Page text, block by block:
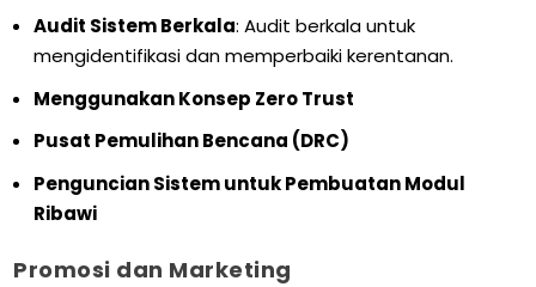
Audit Sistem Berkala: Audit berkala untuk
mengidentifikasi dan memperbaiki kerentanan.
Menggunakan Konsep Zero Trust
Pusat Pemulihan Bencana (DRC)
Penguncian Sistem untuk Pembuatan Modul
Ribawi
Promosi dan Marketing